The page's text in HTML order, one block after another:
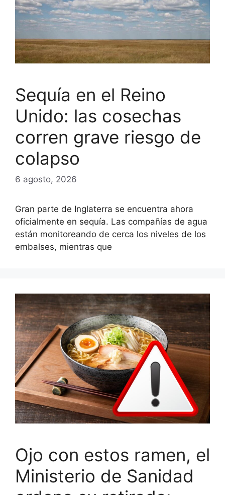
Sequía en el Reino
Unido: las cosechas
corren grave riesgo de
colapso
6 agosto, 2026
Gran parte de Inglaterra se encuentra ahora
oficialmente en sequía. Las compañías de agua
están monitoreando de cerca los niveles de los
embalses, mientras que
Ojo con estos ramen, el
Ministerio de Sanidad